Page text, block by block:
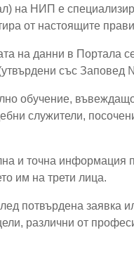
на НИП е
от настоящите
на данни в Портала
със Заповед
обучение,
служители,
и точна информация
им на трети лица.
потвърдена заявка
различни от